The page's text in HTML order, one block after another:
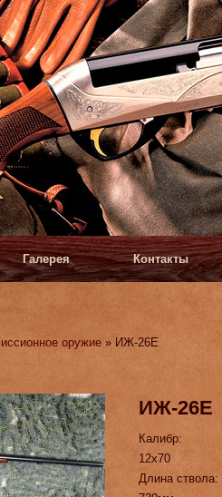
Галерея Контакты
оружие » ИЖ-26Е
ИЖ-26Е
Калибр:
12х70
Длина ствола: